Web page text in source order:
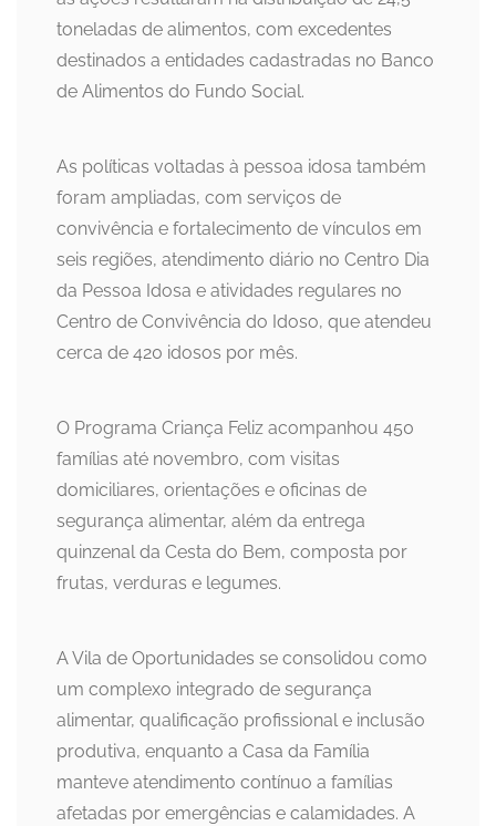
toneladas de alimentos, com excedentes
destinados a entidades cadastradas no Banco
de Alimentos do Fundo Social.
As políticas voltadas à pessoa idosa também
foram ampliadas, com serviços de
convivência e fortalecimento de vínculos em
seis regiões, atendimento diário no Centro Dia
da Pessoa Idosa e atividades regulares no
Centro de Convivência do Idoso, que atendeu
cerca de 420 idosos por mês.
O Programa Criança Feliz acompanhou 450
famílias até novembro, com visitas
domiciliares, orientações e oficinas de
segurança alimentar, além da entrega
quinzenal da Cesta do Bem, composta por
frutas, verduras e legumes.
A Vila de Oportunidades se consolidou como
um complexo integrado de segurança
alimentar, qualificação profissional e inclusão
produtiva, enquanto a Casa da Família
manteve atendimento contínuo a famílias
afetadas por emergências e calamidades. A